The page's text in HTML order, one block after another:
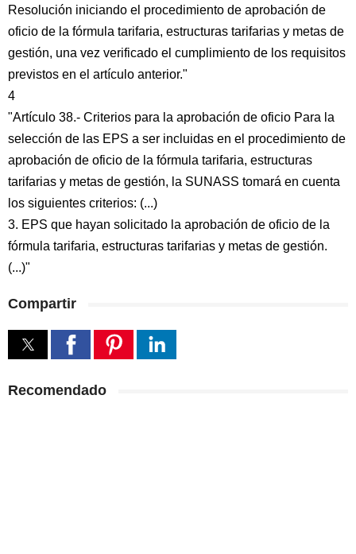
Resolución iniciando el procedimiento de aprobación de
oficio de la fórmula tarifaria, estructuras tarifarias y metas de
gestión, una vez verificado el cumplimiento de los requisitos
previstos en el artículo anterior."
4
"Artículo 38.- Criterios para la aprobación de oficio Para la
selección de las EPS a ser incluidas en el procedimiento de
aprobación de oficio de la fórmula tarifaria, estructuras
tarifarias y metas de gestión, la SUNASS tomará en cuenta
los siguientes criterios: (...)
3. EPS que hayan solicitado la aprobación de oficio de la
fórmula tarifaria, estructuras tarifarias y metas de gestión.
(...)"
Compartir
Recomendado